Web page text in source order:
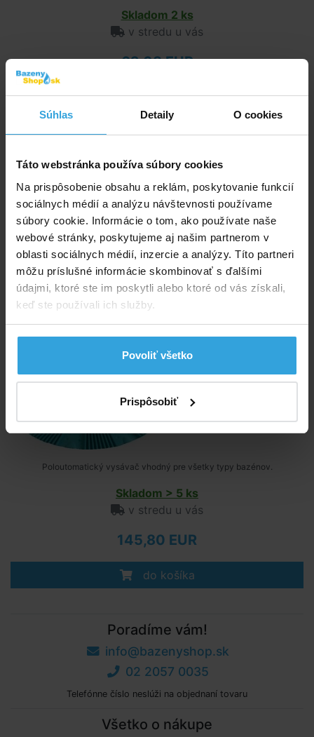
Súhlas Detaily O cookies
Táto webstránka používa súbory cookies
Na prispôsobenie obsahu a reklám, poskytovanie funkcií
sociálnych médií a analýzu návštevnosti používame
súbory cookie. Informácie o tom, ako používate naše
webové stránky, poskytujeme aj našim partnerom v
oblasti sociálnych médií, inzercie a analýzy. Títo partneri
môžu príslušné informácie skombinovať s ďalšími
údajmi, ktoré ste im poskytli alebo ktoré od vás získali,
keď ste používali ich služby.
Povoliť všetko
Prispôsobiť
Skladom 2 ks
v stredu u vás
62,08 EUR
do košíka
Poloautomatický vysávač BS line Comfort
Poloutomatický vysávač vhodný pre všetky typy bazénov.
Skladom > 5 ks
v stredu u vás
145,80 EUR
do košíka
Poradíme vám!
info@bazenyshop.sk
02 2057 0035
Telefónne číslo neslúži na objednaní tovaru
Všetko o nákupe